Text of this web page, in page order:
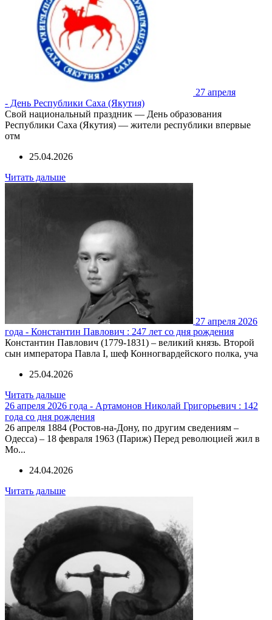
27 апреля
- День Республики Саха (Якутия)
Свой национальный праздник — День образования
Республики Саха (Якутия) — жители республики впервые
отм
25.04.2026
Читать дальше
27 апреля 2026
года - Константин Павлович : 247 лет со дня рождения
Константин Павлович (1779-1831) – великий князь. Второй
сын императора Павла I, шеф Конногвардейского полка, уча
25.04.2026
Читать дальше
26 апреля 2026 года - Артамонов Николай Григорьевич : 142
года со дня рождения
26 апреля 1884 (Ростов-на-Дону, по другим сведениям –
Одесса) – 18 февраля 1963 (Париж) Перед революцией жил в
Мо...
24.04.2026
Читать дальше